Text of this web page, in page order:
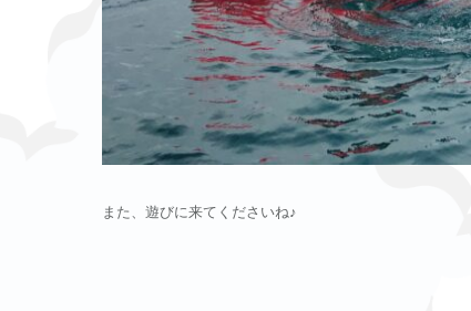
また、遊びに来てくださいね♪